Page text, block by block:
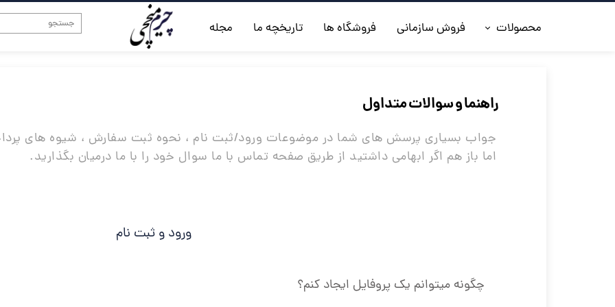
محصولات
◼️کفش مردانه
◼️ کیف مردانه
فروش سازمانی فروشگاه ها تاریخچه ما مجله
راهنما و سوالات متداول
جواب بسیاری پرسش های شما در موضوعات ورود/ثبت نام ، نحوه ثبت سفارش ، شیوه های
اما باز هم اگر ابهامی داشتید از طریق صفحه تماس با ما سوال خود را با ما درمیان بگذارید.
ورود و ثبت نام
چگونه میتوانم یک پروفایل ایجاد کنم؟